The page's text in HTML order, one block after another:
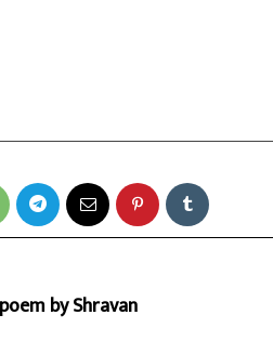
by Shravan